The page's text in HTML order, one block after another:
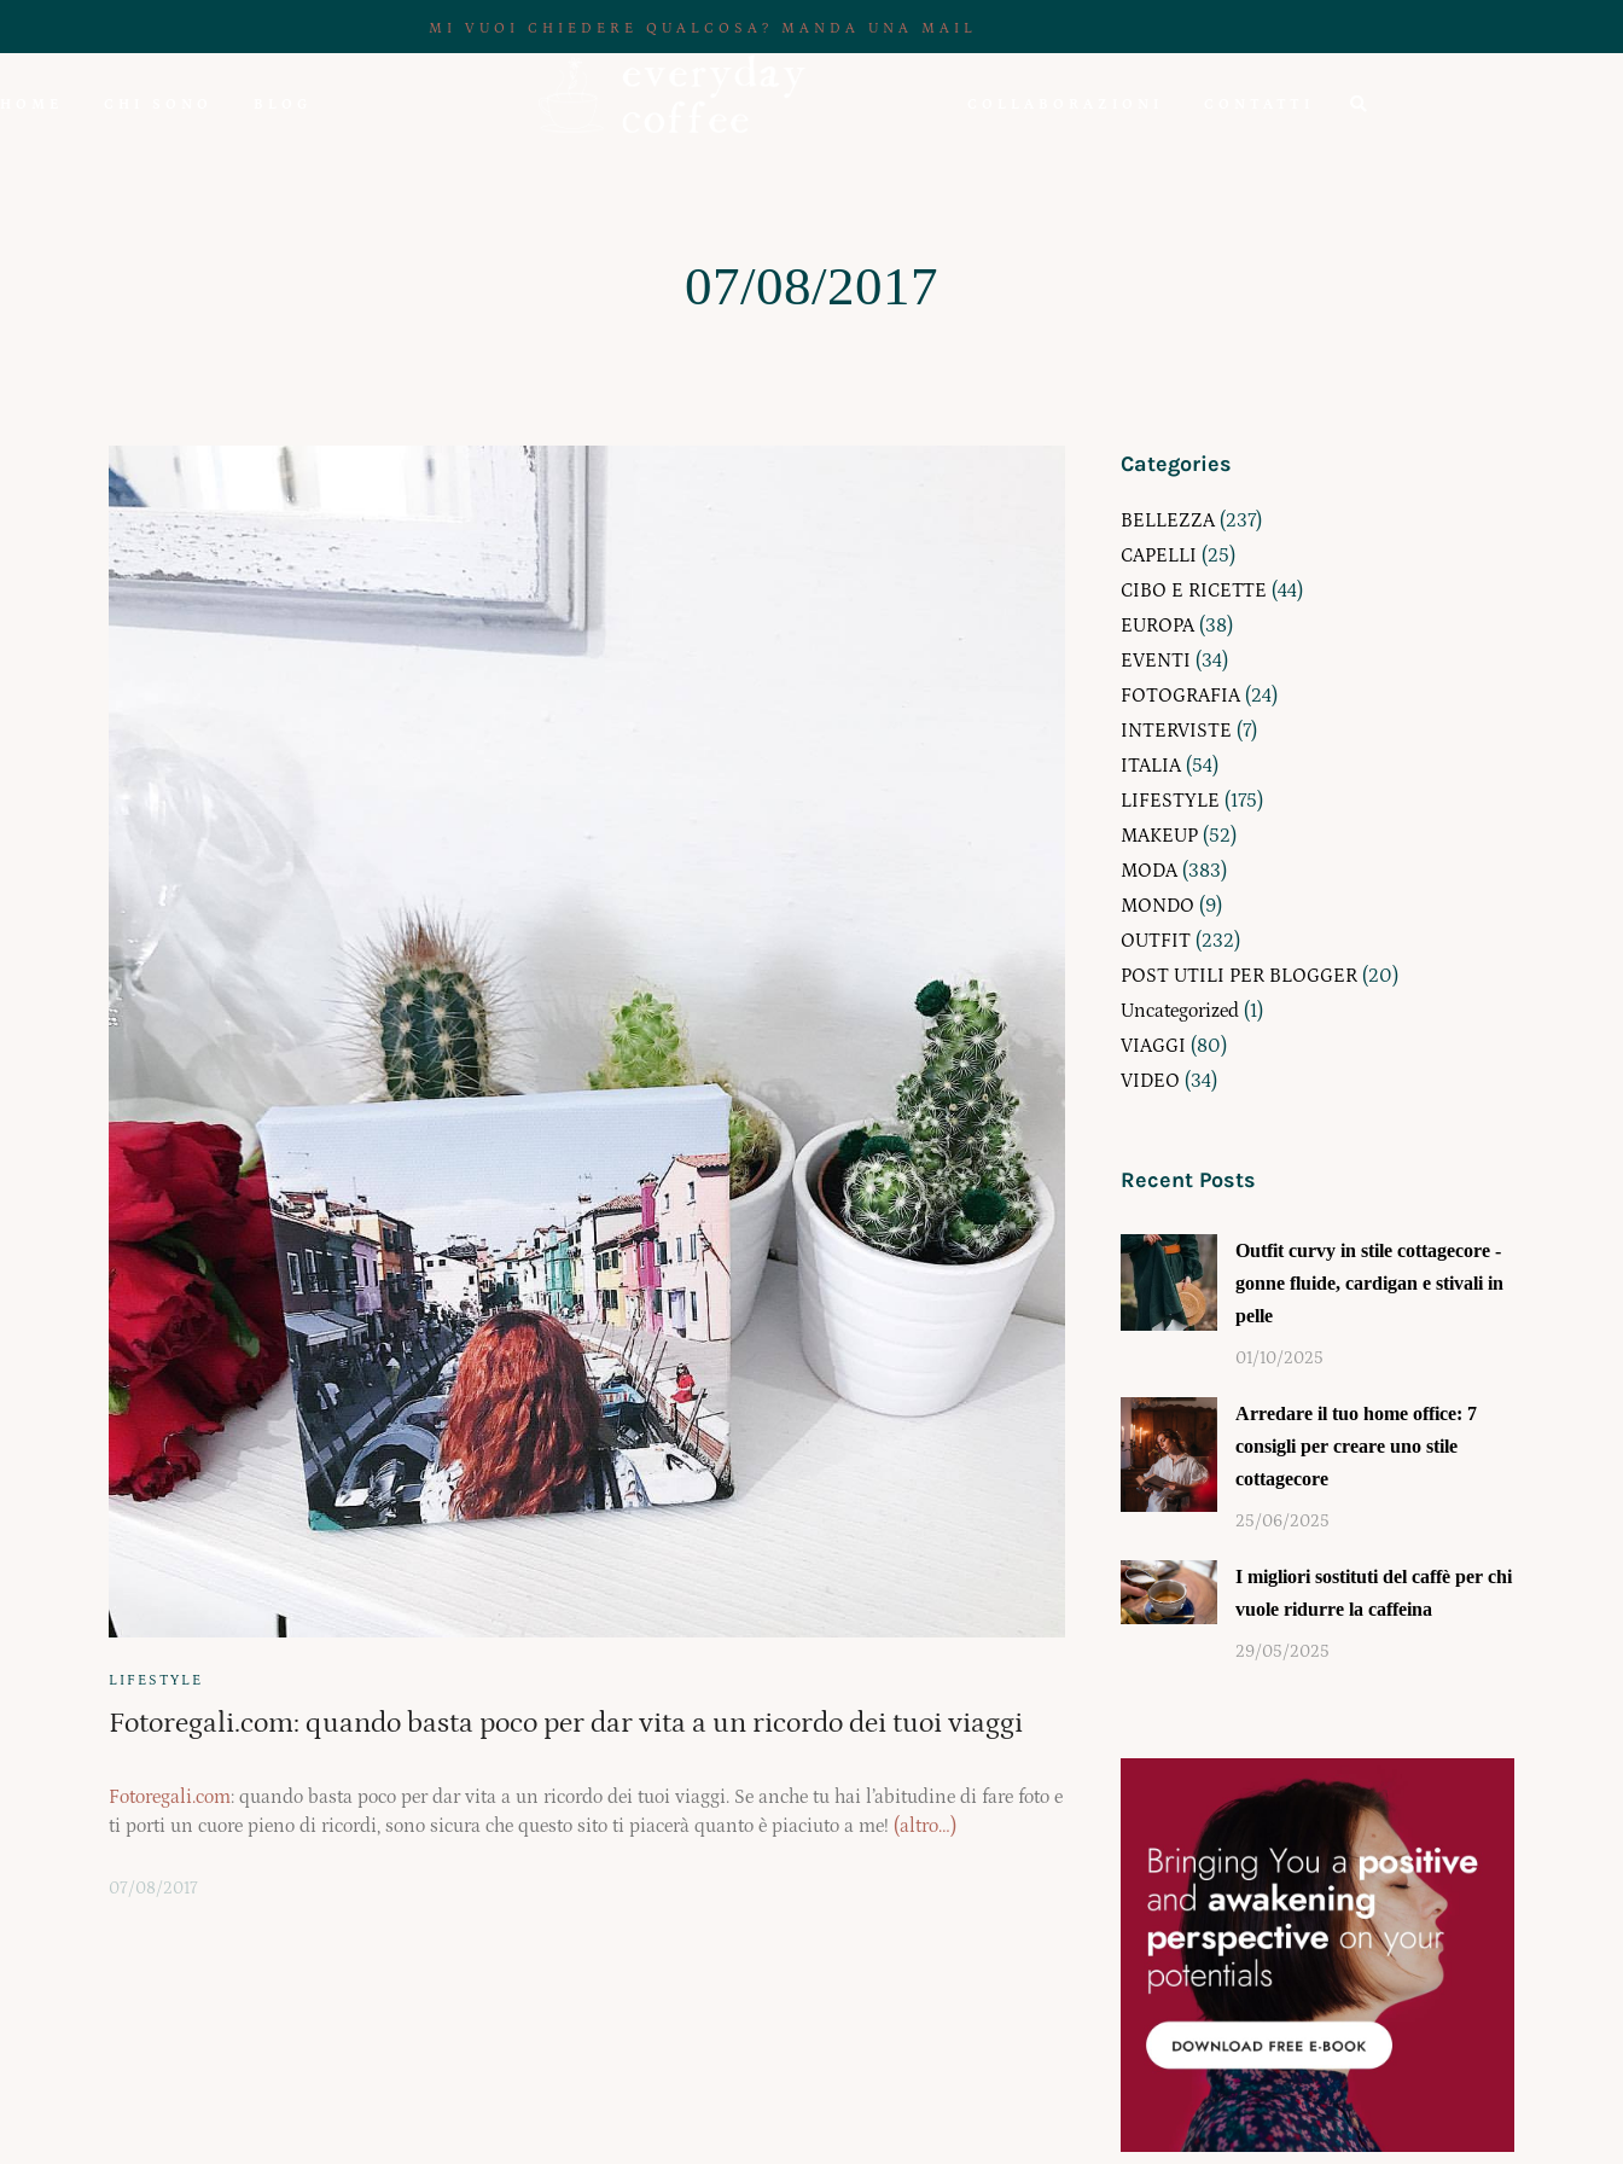
MI VUOI CHIEDERE QUALCOSA? MANDA UNA MAIL
07/08/2017
LIFESTYLE
Fotoregali.com: quando basta poco per dar vita a un ricordo dei tuoi viaggi
Fotoregali.com: quando basta poco per dar vita a un ricordo dei tuoi viaggi. Se anche tu hai l’abitudine di fare foto e
ti porti un cuore pieno di ricordi, sono sicura che questo sito ti piacerà quanto è piaciuto a me! (altro…)
07/08/2017
Categories
BELLEZZA(237)
CAPELLI (25)
CIBO E RICETTE (44)
EUROPA(38)
EVENTI (34)
FOTOGRAFIA(24)
INTERVISTE (7)
ITALIA(54)
LIFESTYLE (175)
MAKEUP (52)
MODA(383)
MONDO (9)
OUTFIT (232)
POST UTILI PER BLOGGER (20)
Uncategorized (1)
VIAGGI (80)
VIDEO (34)
Recent Posts
Outfit curvy in stile cottagecore -
gonne fluide, cardigan e stivali in
pelle
01/10/2025
Arredare il tuo home office: 7
consigli per creare uno stile
cottagecore
25/06/2025
I migliori sostituti del caffè per chi
vuole ridurre la caffeina
29/05/2025